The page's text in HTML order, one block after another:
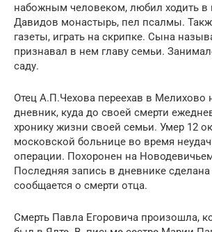
набожным человеком, любил ходить в
Давидов монастырь, пел псалмы.
газеты, играть на скрипке. Сына
признавал в нем главу семьи.
саду.
Отец А.П.Чехова переехав в Мелихово
дневник, куда до своей смерти
хронику жизни своей семьи. Умер 12
московской больнице во время
операции. Похоронен на
Последняя запись в дневнике
сообщается о смерти отца.
Смерть Павла Егоровича произошла,